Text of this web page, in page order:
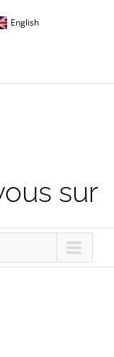
English
sur